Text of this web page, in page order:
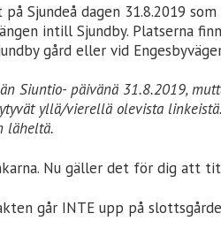
Sjundeå dagen 31.8.2019
intill Sjundby. Platserna
gård eller vid
Siuntio- päivänä 31.8.2019,
yllä/vierellä olevista
läheltä.
Nu gäller det för dig att
går INTE upp på